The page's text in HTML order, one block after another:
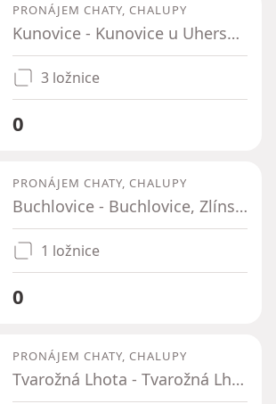
PRONÁJEM CHATY, CHALUPY
Kunovice - Kunovice u Uherského Hradiště, Zlínský kraj
3 ložnice
0
PRONÁJEM CHATY, CHALUPY
Buchlovice - Buchlovice, Zlínský kraj
1 ložnice
0
PRONÁJEM CHATY, CHALUPY
Tvarožná Lhota - Tvarožná Lhota, Jihomoravský kraj